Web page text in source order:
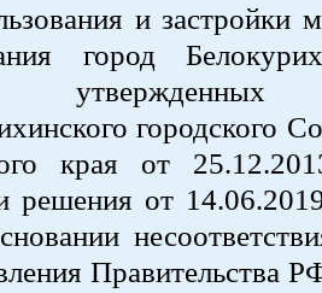
и застройки
город
утвержденных
городского
края от
решения от
Правительства